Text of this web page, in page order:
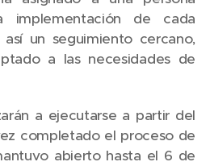
implementación de cada
así un seguimiento cercano,
a las necesidades de
a ejecutarse a partir del
completado el proceso de
abierto hasta el 6 de